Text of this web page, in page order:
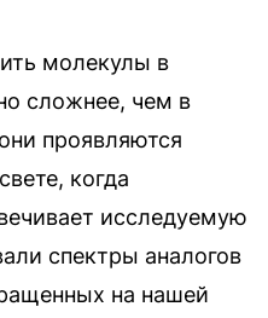
молекулы в
сложнее, чем в
проявляются
когда
исследуемую
спектры аналогов
на нашей